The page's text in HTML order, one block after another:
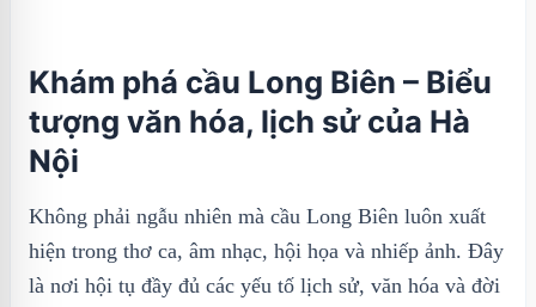
Khám phá cầu Long Biên – Biểu
tượng văn hóa, lịch sử của Hà
Nội
Không phải ngẫu nhiên mà cầu Long Biên luôn xuất
hiện trong thơ ca, âm nhạc, hội họa và nhiếp ảnh. Đây
là nơi hội tụ đầy đủ các yếu tố lịch sử, văn hóa và đời